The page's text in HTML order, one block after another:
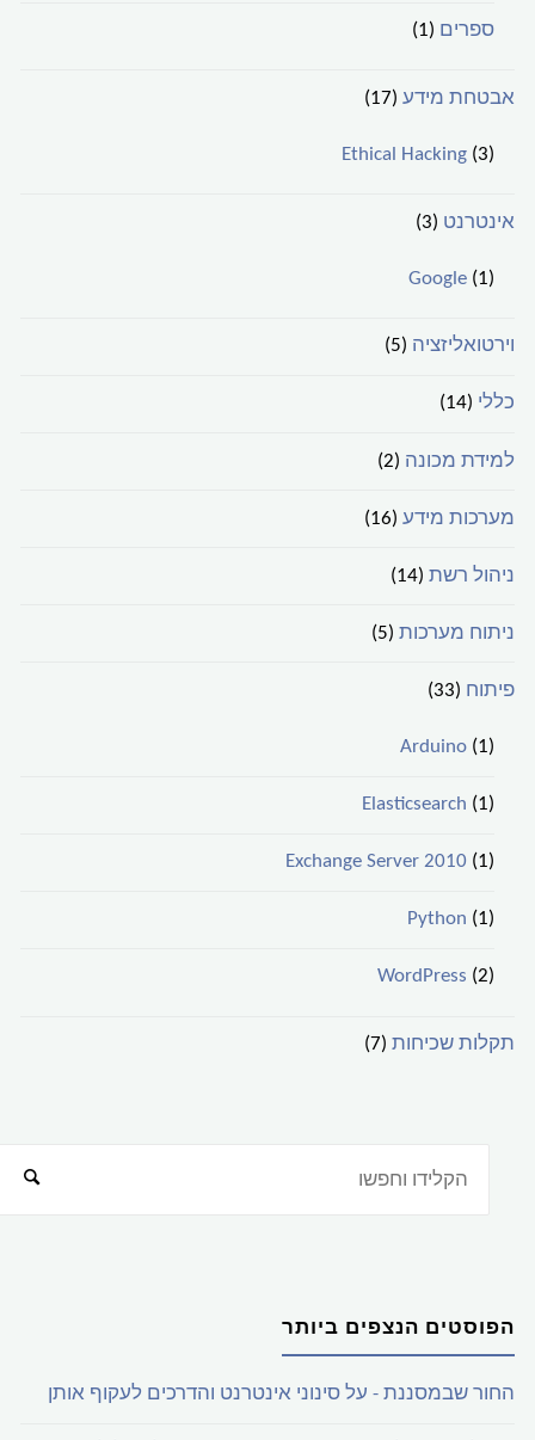
ספרים (1)
אבטחת מידע (17)
Ethical Hacking(3)
אינטרנט (3)
Google(1)
וירטואליזציה (5)
כללי (14)
למידת מכונה (2)
מערכות מידע (16)
ניהול רשת (14)
ניתוח מערכות (5)
פיתוח (33)
Arduino(1)
Elasticsearch (1)
Exchange Server 2010(1)
Python (1)
WordPress (2)
תקלות שכיחות (7)
הפוסטים הנצפים ביותר
החור שבמסננת - על סינוני אינטרנט והדרכים לעקוף אותן